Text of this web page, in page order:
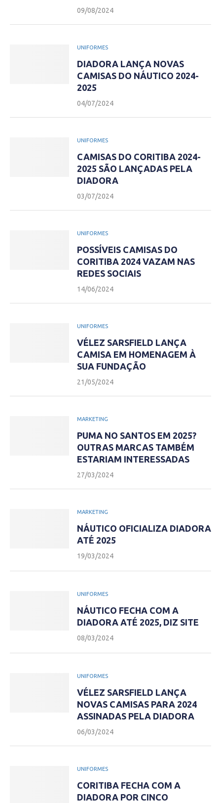
09/08/2024
UNIFORMES
DIADORA LANÇA NOVAS
CAMISAS DO NÁUTICO 2024-
2025
04/07/2024
UNIFORMES
CAMISAS DO CORITIBA 2024-
2025 SÃO LANÇADAS PELA
DIADORA
03/07/2024
UNIFORMES
POSSÍVEIS CAMISAS DO
CORITIBA 2024 VAZAM NAS
REDES SOCIAIS
14/06/2024
UNIFORMES
VÉLEZ SARSFIELD LANÇA
CAMISA EM HOMENAGEM À
SUA FUNDAÇÃO
21/05/2024
MARKETING
PUMA NO SANTOS EM 2025?
OUTRAS MARCAS TAMBÉM
ESTARIAM INTERESSADAS
27/03/2024
MARKETING
NÁUTICO OFICIALIZA DIADORA
ATÉ 2025
19/03/2024
UNIFORMES
NÁUTICO FECHA COM A
DIADORA ATÉ 2025, DIZ SITE
08/03/2024
UNIFORMES
VÉLEZ SARSFIELD LANÇA
NOVAS CAMISAS PARA 2024
ASSINADAS PELA DIADORA
06/03/2024
UNIFORMES
CORITIBA FECHA COM A
DIADORA POR CINCO